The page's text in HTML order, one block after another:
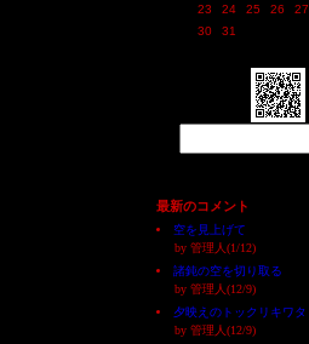
23
24 25 26 27
30
31
最新のコメント
空を見上げて
by 管理人(1/12)
諸鈍の空を切り取る
by 管理人(12/9)
夕映えのトックリキワタ
by 管理人(12/9)